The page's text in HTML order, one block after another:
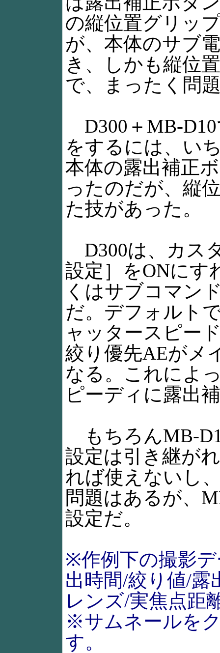
の縦位置グリッ
が、本体のサブ
き、しかも縦位
で、まったく問
D300＋MB-
をするには、い
本体の露出補正
ったのだが、縦
た技があった。
D300は、カス
設定］をONにす
くはサブコマン
だ。デフォルト
ャッタースピー
絞り優先AEがメ
なる。これによ
ピーディに露出
もちろんMB-
設定は引き継が
れば使えないし
問題はあるが、
設定だ。
※作例下の撮影
出時間/絞り値/露
レンズ/実焦点距
※サムネールを
す。